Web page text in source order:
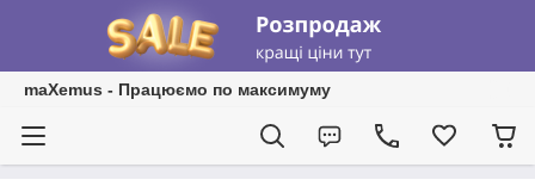
maXemus - Працюємо по максимуму